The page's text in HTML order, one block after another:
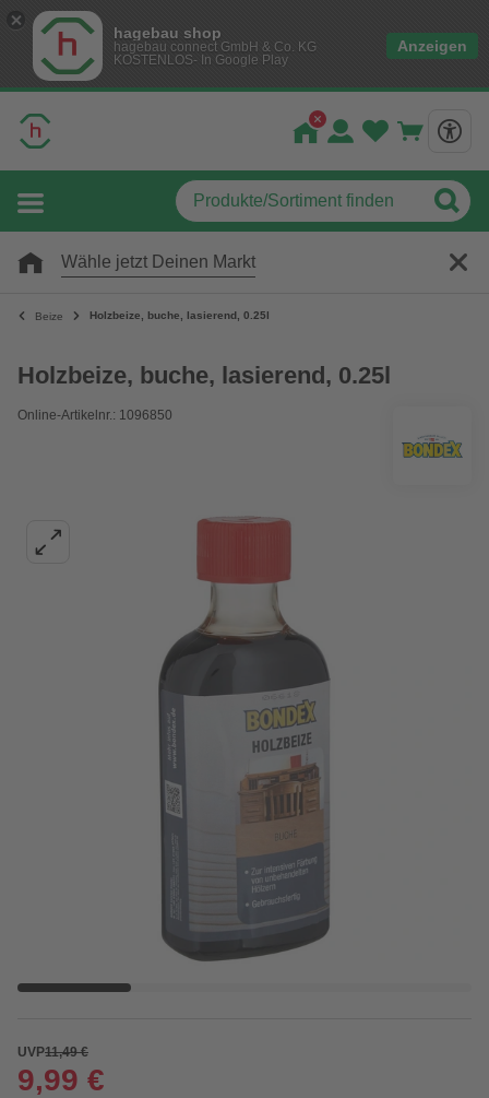
hagebau shop
hagebau connect GmbH & Co. KG
KOSTENLOS- In Google Play
Anzeigen
Wähle jetzt Deinen Markt
Beize Holzbeize, buche, lasierend, 0.25l
Holzbeize, buche, lasierend, 0.25l
Online-Artikelnr.: 1096850
UVP11,49 €
9,99 €